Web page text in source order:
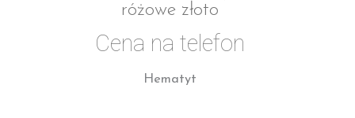
różowe złoto
Cena na telefon
Hematyt